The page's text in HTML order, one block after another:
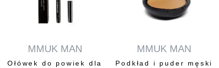
MMUK MAN
Ołówek do powiek dla
MMUK MAN
Podkład i puder męski